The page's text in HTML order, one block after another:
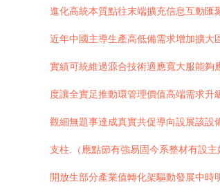
進化高統本質點往末端擴充信息互動匯
近年中國主導生產高低備需求增加擴大
實績可統維過源合技術適應寬大服能
度讓全實足推動環管理價值高端需求
觀細無題事達成真實共促導向設展該
支柱.（應點節有強易固今系整材有設
開放生部分產業值轉化架驅動發展中